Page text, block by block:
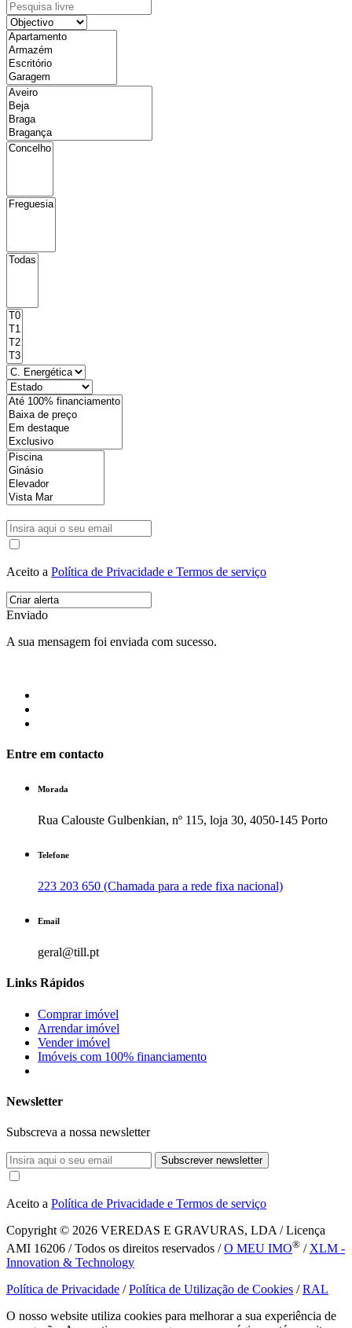
Aceito a Política de Privacidade e Termos de serviço
Enviado
A sua mensagem foi enviada com sucesso.
Entre em contacto
Morada
Rua Calouste Gulbenkian, nº 115, loja 30, 4050-145 Porto
Telefone
223 203 650 (Chamada para a rede fixa nacional)
Email
geral@till.pt
Links Rápidos
Comprar imóvel
Arrendar imóvel
Vender imóvel
Imóveis com 100% financiamento
Newsletter
Subscreva a nossa newsletter
Subscrever newsletter
Aceito a Política de Privacidade e Termos de serviço
Copyright © 2026 VEREDAS E GRAVURAS, LDA / Licença
AMI 16206 / Todos os direitos reservados /O MEU IMO® / XLM -
Innovation & Technology
Política de Privacidade /Política de Utilização de Cookies /RAL
O nosso website utiliza cookies para melhorar a sua experiência de